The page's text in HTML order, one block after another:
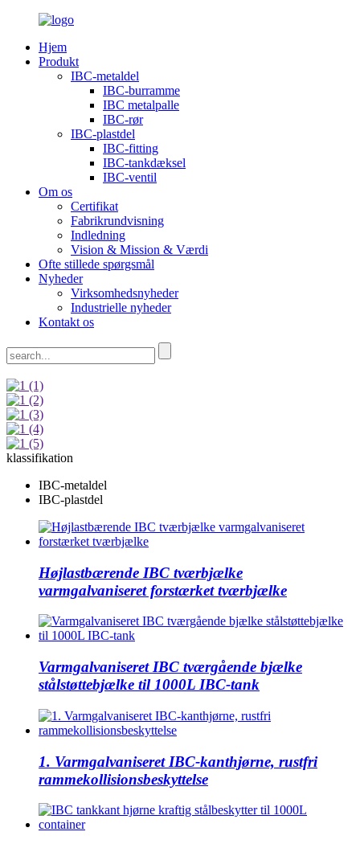
Hjem
Produkt
IBC-metaldel
IBC-burramme
IBC metalpalle
IBC-rør
IBC-plastdel
IBC-fitting
IBC-tankdæksel
IBC-ventil
Om os
Certifikat
Fabrikrundvisning
Indledning
Vision & Mission & Værdi
Ofte stillede spørgsmål
Nyheder
Virksomhedsnyheder
Industrielle nyheder
Kontakt os
klassifikation
IBC-metaldel
IBC-plastdel
Højlastbærende IBC tværbjælke
varmgalvaniseret forstærket tværbjælke
Varmgalvaniseret IBC tværgående bjælke
stålstøttebjælke til 1000L IBC-tank
1. Varmgalvaniseret IBC-kanthjørne, rustfri
rammekollisionsbeskyttelse